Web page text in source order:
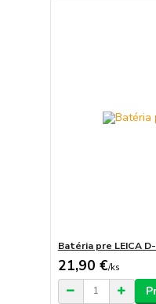
Batéria pre LEICA
21,90 €/ks